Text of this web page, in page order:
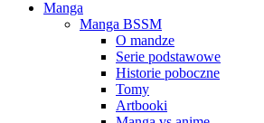
Manga
Manga BSSM
O mandze
Serie podstawowe
Historie poboczne
Tomy
Artbooki